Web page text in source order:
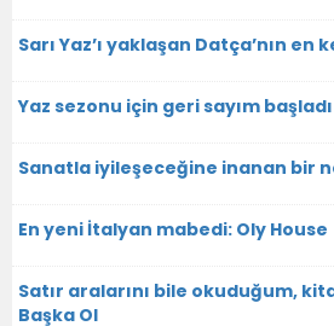
Sarı Yaz’ı yaklaşan Datça’nın en
Yaz sezonu için geri sayım
Sanatla iyileşeceğine inanan bir
En yeni İtalyan mabedi: Oly House
Satır aralarını bile okuduğum,
Başka Ol